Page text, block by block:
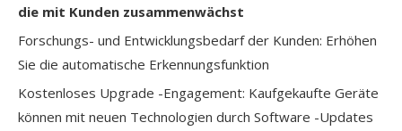
die mit Kunden zusammenwächst
Forschungs- und Entwicklungsbedarf der Kunden: Erhöhen
Sie die automatische Erkennungsfunktion
Kostenloses Upgrade -Engagement: Kaufgekaufte Geräte
können mit neuen Technologien durch Software -Updates